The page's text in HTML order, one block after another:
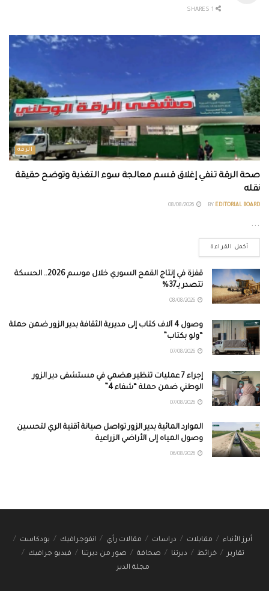
الرقة
صحة الرقة تنفي إغلاق قسم معالجة سوء التغذية وتوضح حقيقة
نقله
BY EDITORIAL BOARD
...
أكمل القراءة
قفزة في إنتاج القمح السوري خلال موسم 2026.. الحسكة
تتصدر بـ37%
وصول 4 آلاف كتاب إلى مديرية الثقافة بدير الزور ضمن حملة
“ولو بكتاب”
إجراء 7 عمليات تنظير هضمي في مستشفى دير الزور
الوطني ضمن حملة “شفاء 4”
الموارد المائية بدير الزور تواصل صيانة أقنية الري لتحسين
وصول المياه إلى الأراضي الزراعية
أبرز الأنباء مقابلات دراسات مقالات رأي انفوجرافيك
بودكاست
تقارير
خرائط ديرتنا صحافة صور من ديرتنا
فيديو جرافيك
مجلة الدير